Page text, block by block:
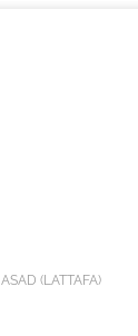
ASAD (LATTAFA)